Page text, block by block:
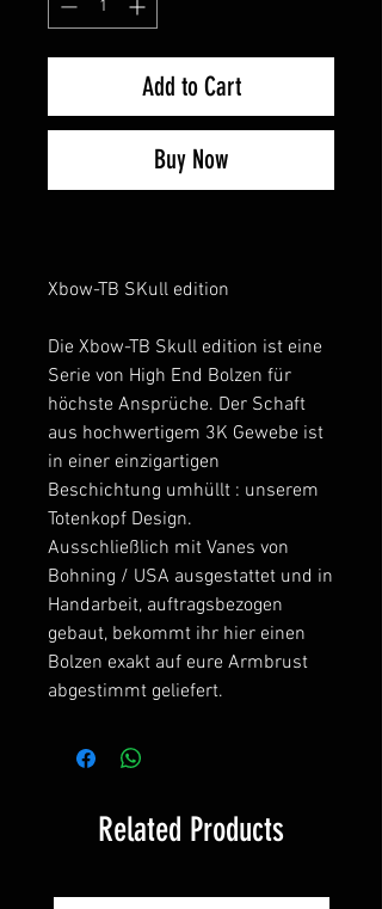
Add to Cart
Buy Now
Xbow-TB SKull edition
Die Xbow-TB Skull edition ist eine
Serie von High End Bolzen für
höchste Ansprüche. Der Schaft
aus hochwertigem 3K Gewebe ist
in einer einzigartigen
Beschichtung umhüllt : unserem
Totenkopf Design.
Ausschließlich mit Vanes von
Bohning / USA ausgestattet und in
Handarbeit, auftragsbezogen
gebaut, bekommt ihr hier einen
Bolzen exakt auf eure Armbrust
abgestimmt geliefert.
Related Products